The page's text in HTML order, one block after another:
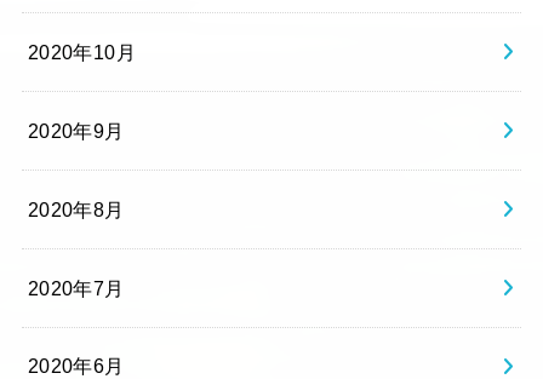
2020年10月
2020年9月
2020年8月
2020年7月
2020年6月